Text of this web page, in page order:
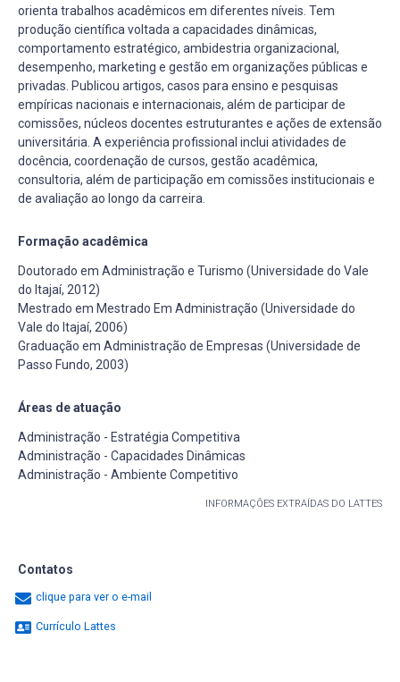
orienta trabalhos acadêmicos em diferentes níveis. Tem
produção científica voltada a capacidades dinâmicas,
comportamento estratégico, ambidestria organizacional,
desempenho, marketing e gestão em organizações públicas e
privadas. Publicou artigos, casos para ensino e pesquisas
empíricas nacionais e internacionais, além de participar de
comissões, núcleos docentes estruturantes e ações de extensão
universitária. A experiência profissional inclui atividades de
docência, coordenação de cursos, gestão acadêmica,
consultoria, além de participação em comissões institucionais e
de avaliação ao longo da carreira.
Formação acadêmica
Doutorado em Administração e Turismo (Universidade do Vale
do Itajaí, 2012)
Mestrado em Mestrado Em Administração (Universidade do
Vale do Itajaí, 2006)
Graduação em Administração de Empresas (Universidade de
Passo Fundo, 2003)
Áreas de atuação
Administração - Estratégia Competitiva
Administração - Capacidades Dinâmicas
Administração - Ambiente Competitivo
INFORMAÇÕES EXTRAÍDAS DO LATTES
Contatos
clique para ver o e-mail
Currículo Lattes